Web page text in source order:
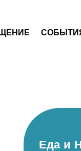
Еда и